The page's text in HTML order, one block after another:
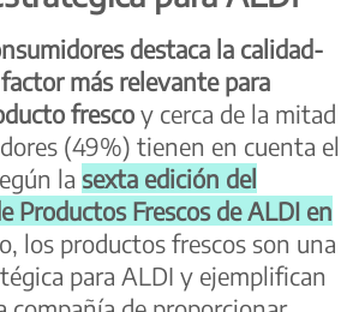
destaca la calidad-
más relevante para
fresco y cerca de la mitad
(49%) tienen en cuenta el
la sexta edición del
Productos Frescos de ALDI en
los productos frescos son una
para ALDI y ejemplifican